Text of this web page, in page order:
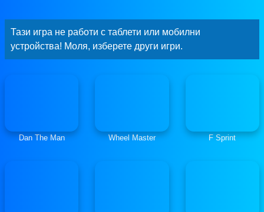
Тази игра не работи с таблети или мобилни
устройства! Моля, изберете други игри.
Dan The Man Wheel Master F Sprint